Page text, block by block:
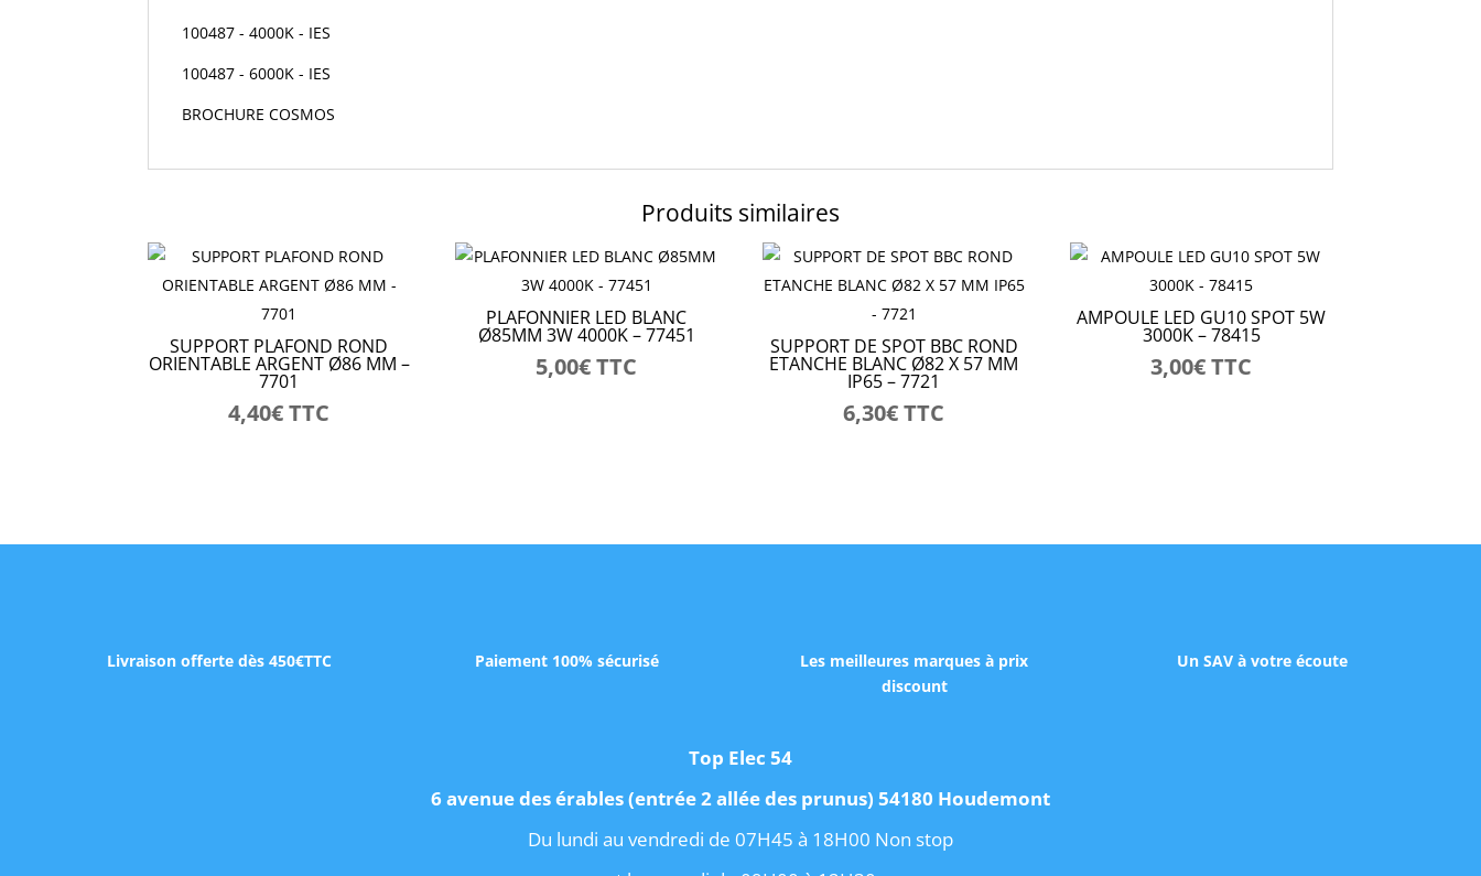
100487 - 4000K - IES
100487 - 6000K - IES
BROCHURE COSMOS
Produits similaires
SUPPORT PLAFOND ROND
ORIENTABLE ARGENT Ø86 MM –
7701
4,40€ TTC
PLAFONNIER LED BLANC
Ø85MM 3W 4000K – 77451
5,00€ TTC
SUPPORT DE SPOT BBC ROND
ETANCHE BLANC Ø82 X 57 MM
IP65 – 7721
6,30€ TTC
AMPOULE LED GU10 SPOT 5W
3000K – 78415
3,00€ TTC
Livraison offerte dès 450€TTC Paiement 100% sécurisé
Les meilleures marques à prix
discount
Un SAV à votre écoute
Top Elec 54
6 avenue des érables (entrée 2 allée des prunus) 54180 Houdemont
Du lundi au vendredi de 07H45 à 18H00 Non stop